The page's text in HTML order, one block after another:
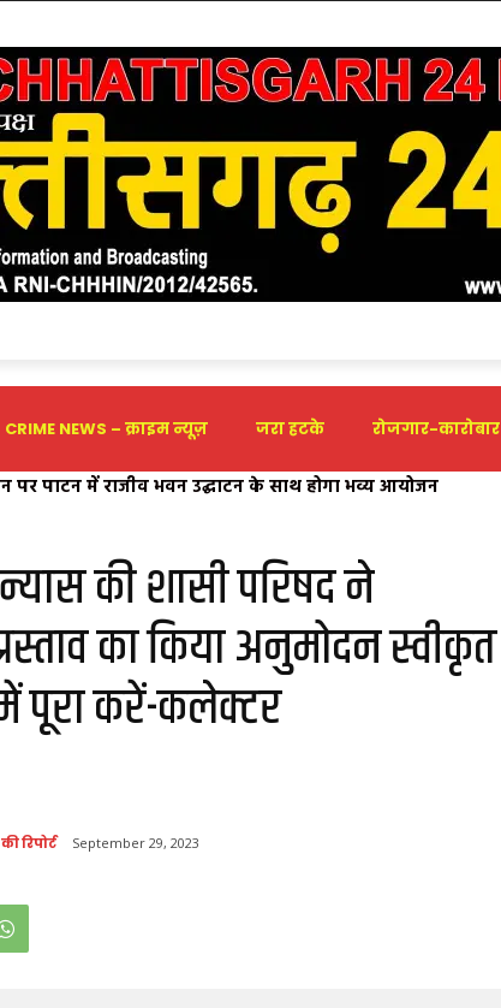
CRIME NEWS – क्राइम न्यूज़ जरा हटके रोजगार-कारोबार
छत्तीसगढ़ का गौरव बढ़ाया-चिंटू सोनकर
की शासी परिषद ने
का किया अनुमोदन स्वीकृत
पूरा करें-कलेक्टर
रिपोर्ट September 29, 2023